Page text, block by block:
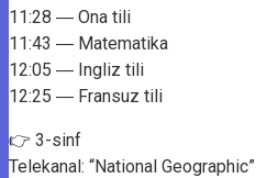
11:28 ― Ona tili
11:43 ― Matematika
12:05 ― Ingliz tili
12:25 ― Fransuz tili
👉 3-sinf
Telekanal: “National Geographic”